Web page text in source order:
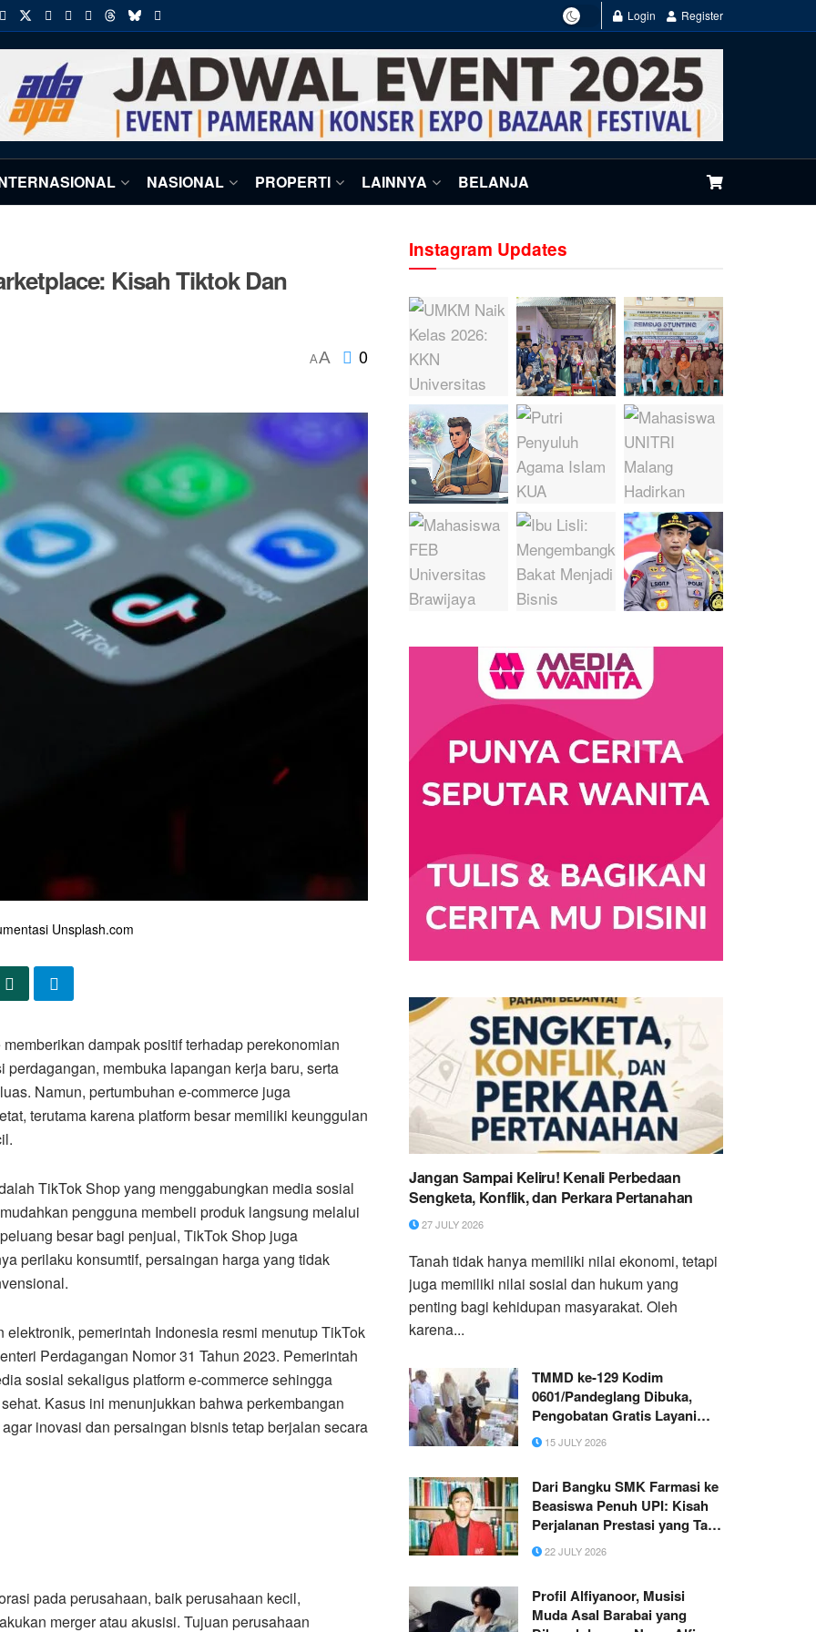
Login Register
NASIONAL PROPERTI LAINNYA BELANJA
Kisah Tiktok Dan
AA 0
Unsplash.com
dampak positif terhadap perekonomian
membuka lapangan kerja baru, serta
Namun, pertumbuhan e-commerce juga
terutama karena platform besar memiliki keunggulan
TikTok Shop yang menggabungkan media sosial
pengguna membeli produk langsung melalui
besar bagi penjual, TikTok Shop juga
perilaku konsumtif, persaingan harga yang tidak
pemerintah Indonesia resmi menutup TikTok
Perdagangan Nomor 31 Tahun 2023. Pemerintah
sosial sekaligus platform e-commerce sehingga
Kasus ini menunjukkan bahwa perkembangan
inovasi dan persaingan bisnis tetap berjalan secara
pada perusahaan, baik perusahaan kecil,
merger atau akusisi. Tujuan perusahaan
Instagram Updates
Jangan Sampai Keliru! Kenali Perbedaan
Sengketa, Konflik, dan Perkara Pertanahan
27 JULY 2026
Tanah tidak hanya memiliki nilai ekonomi, tetapi
juga memiliki nilai sosial dan hukum yang
penting bagi kehidupan masyarakat. Oleh
karena...
TMMD ke-129 Kodim
0601/Pandeglang Dibuka,
Pengobatan Gratis Layani
Ratusan Warga di Kecamatan
Patia
15 JULY 2026
Dari Bangku SMK Farmasi ke
Beasiswa Penuh UPI: Kisah
Perjalanan Prestasi yang Tak
Pernah Berhenti
22 JULY 2026
‎Profil Alfiyanoor, Musisi
Muda Asal Barabai yang